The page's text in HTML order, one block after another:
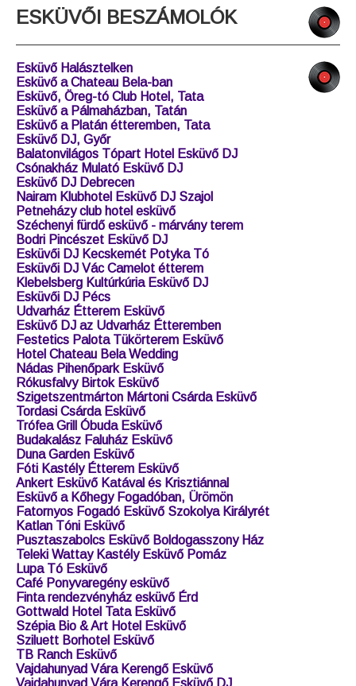
ESKÜVŐI BESZÁMOLÓK
Esküvő Halásztelken
Esküvő a Chateau Bela-ban
Esküvő, Öreg-tó Club Hotel, Tata
Esküvő a Pálmaházban, Tatán
Esküvő a Platán étteremben, Tata
Esküvő DJ, Győr
Balatonvilágos Tópart Hotel Esküvő DJ
Csónakház Mulató Esküvő DJ
Esküvő DJ Debrecen
Nairam Klubhotel Esküvő DJ Szajol
Petneházy club hotel esküvő
Széchenyi fürdő esküvő - márvány terem
Bodri Pincészet Esküvő DJ
Esküvői DJ Kecskemét Potyka Tó
Esküvői DJ Vác Camelot étterem
Klebelsberg Kultúrkúria Esküvő DJ
Esküvői DJ Pécs
Udvarház Étterem Esküvő
Esküvő DJ az Udvarház Étteremben
Festetics Palota Tükörterem Esküvő
Hotel Chateau Bela Wedding
Nádas Pihenőpark Esküvő
Rókusfalvy Birtok Esküvő
Szigetszentmárton Mártoni Csárda Esküvő
Tordasi Csárda Esküvő
Trófea Grill Óbuda Esküvő
Budakalász Faluház Esküvő
Duna Garden Esküvő
Fóti Kastély Étterem Esküvő
Ankert Esküvő Katával és Krisztiánnal
Esküvő a Kőhegy Fogadóban, Ürömön
Fatornyos Fogadó Esküvő Szokolya Királyrét
Katlan Tóni Esküvő
Pusztaszabolcs Esküvő Boldogasszony Ház
Teleki Wattay Kastély Esküvő Pomáz
Lupa Tó Esküvő
Café Ponyvaregény esküvő
Finta rendezvényház esküvő Érd
Gottwald Hotel Tata Esküvő
Szépia Bio & Art Hotel Esküvő
Sziluett Borhotel Esküvő
TB Ranch Esküvő
Vajdahunyad Vára Kerengő Esküvő
Vajdahunyad Vára Kerengő Esküvő DJ